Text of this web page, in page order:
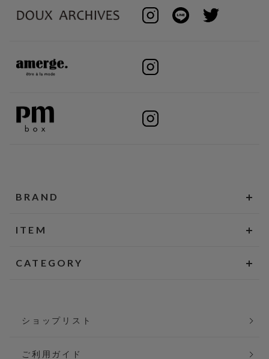
BRAND
ITEM
CATEGORY
ショップリスト
ご利用ガイド